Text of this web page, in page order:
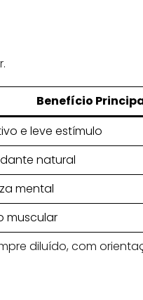
Benefício
e leve estímulo
natural
mental
muscular
diluído, com